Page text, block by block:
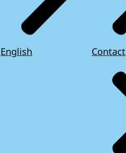
English Contact